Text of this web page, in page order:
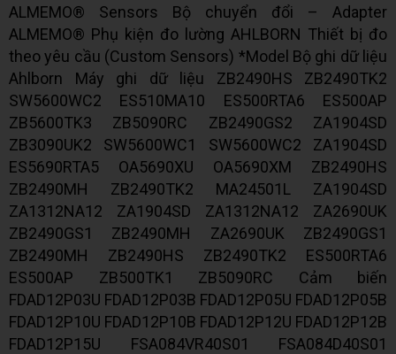
ALMEMO® Sensors Bộ chuyển đổi – Adapter
ALMEMO® Phụ kiện đo lường AHLBORN Thiết bị đo
theo yêu cầu (Custom Sensors) *Model Bộ ghi dữ liệu
Ahlborn Máy ghi dữ liệu ZB2490HS ZB2490TK2
SW5600WC2 ES510MA10 ES500RTA6 ES500AP
ZB5600TK3 ZB5090RC ZB2490GS2 ZA1904SD
ZB3090UK2 SW5600WC1 SW5600WC2 ZA1904SD
ES5690RTA5 OA5690XU OA5690XM ZB2490HS
ZB2490MH ZB2490TK2 MA24501L ZA1904SD
ZA1312NA12 ZA1904SD ZA1312NA12 ZA2690UK
ZB2490GS1 ZB2490MH ZA2690UK ZB2490GS1
ZB2490MH ZB2490HS ZB2490TK2 ES500RTA6
ES500AP ZB500TK1 ZB5090RC Cảm biến
FDAD12P03U FDAD12P03B FDAD12P05U FDAD12P05B
FDAD12P10U FDAD12P10B FDAD12P12U FDAD12P12B
FDAD12P15U FSA084VR40S01 FSA084D40S01